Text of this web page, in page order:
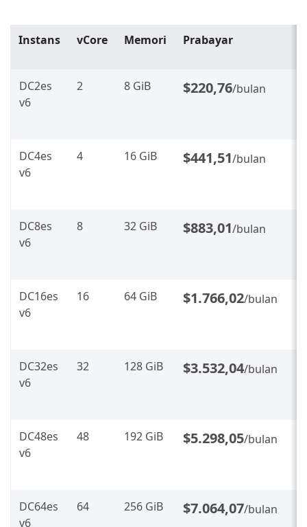
Instans vCore Memori Prabayar
DC2es
v6
2 8 GiB $220,76/bulan
DC4es
v6
4 16 GiB $441,51/bulan
DC8es
v6
8 32 GiB $883,01/bulan
DC16es
v6
16 64 GiB $1.766,02/bulan
DC32es
v6
32 128 GiB $3.532,04/bulan
DC48es
v6
48 192 GiB $5.298,05/bulan
DC64es
v6
64 256 GiB $7.064,07/bulan